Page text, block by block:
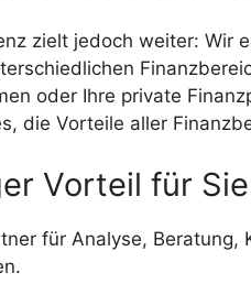
zielt jedoch weiter: Wir
oder Ihre private
die Vorteile aller
Vorteil für
für Analyse,